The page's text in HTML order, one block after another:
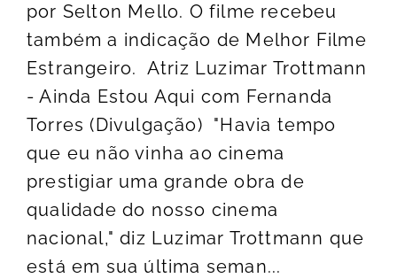
por Selton Mello. O filme recebeu
também a indicação de Melhor Filme
Estrangeiro. Atriz Luzimar Trottmann
- Ainda Estou Aqui com Fernanda
Torres (Divulgação) "Havia tempo
que eu não vinha ao cinema
prestigiar uma grande obra de
qualidade do nosso cinema
nacional," diz Luzimar Trottmann que
está em sua última seman...